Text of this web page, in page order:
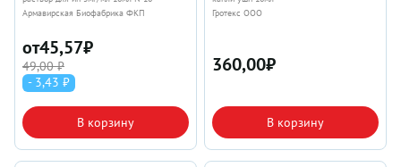
Армавирская Биофабрика ФКП
от45,57₽
49,00 ₽
- 3,43 ₽
В корзину
Гротекс ООО
360,00₽
В корзину